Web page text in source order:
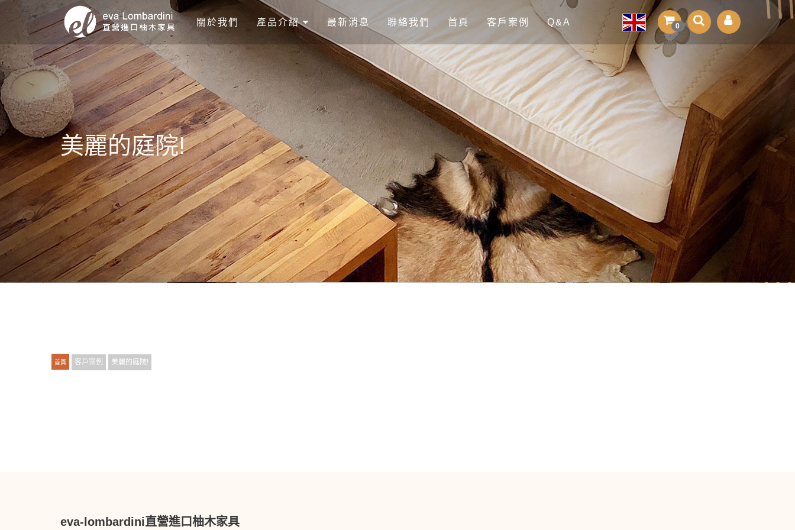
關於我們 產品介紹 最新消息 聯絡我們 首頁 客戶案例 Q&A 0
美麗的庭院!
首頁 客戶案例 美麗的庭院!
eva-lombardini直營進口柚木家具